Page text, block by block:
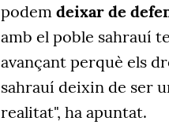
podem deixar de
amb el poble sahrauí
avançant perquè els
sahrauí deixin de ser
realitat", ha apuntat.